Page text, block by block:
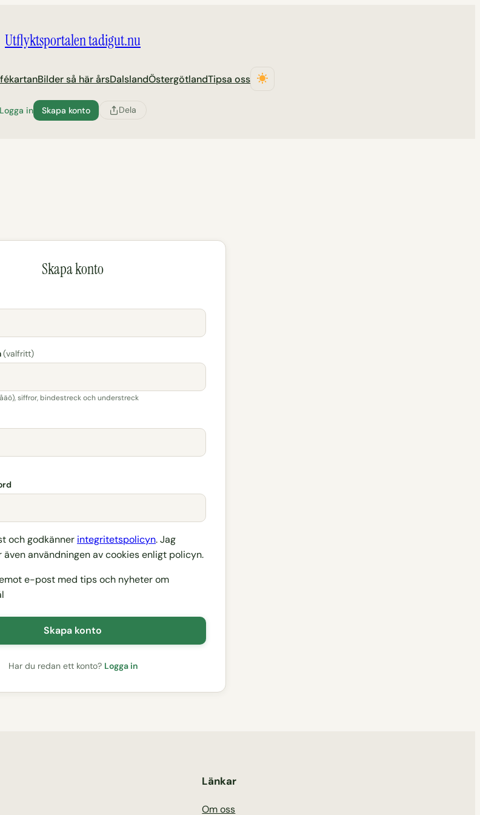
Utflyktsportalen tadigut.nu
Bilder så här årsDalslandÖstergötlandTipsa oss
Logga in Skapa konto Dela
Skapa konto
(valfritt)
siffror, bindestreck och understreck
och godkänner integritetspolicyn. Jag
även användningen av cookies enligt policyn.
e-post med tips och nyheter om
Skapa konto
Har du redan ett konto? Logga in
Länkar
Om oss